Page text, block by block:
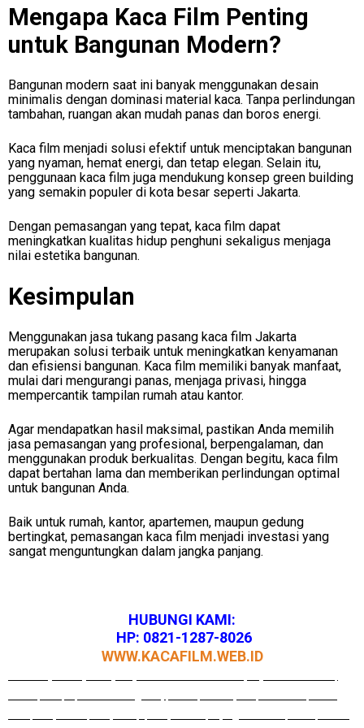
Mengapa Kaca Film Penting
untuk Bangunan Modern?
Bangunan modern saat ini banyak menggunakan desain
minimalis dengan dominasi material kaca. Tanpa perlindungan
tambahan, ruangan akan mudah panas dan boros energi.
Kaca film menjadi solusi efektif untuk menciptakan bangunan
yang nyaman, hemat energi, dan tetap elegan. Selain itu,
penggunaan kaca film juga mendukung konsep green building
yang semakin populer di kota besar seperti Jakarta.
Dengan pemasangan yang tepat, kaca film dapat
meningkatkan kualitas hidup penghuni sekaligus menjaga
nilai estetika bangunan.
Kesimpulan
Menggunakan jasa tukang pasang kaca film Jakarta
merupakan solusi terbaik untuk meningkatkan kenyamanan
dan efisiensi bangunan. Kaca film memiliki banyak manfaat,
mulai dari mengurangi panas, menjaga privasi, hingga
mempercantik tampilan rumah atau kantor.
Agar mendapatkan hasil maksimal, pastikan Anda memilih
jasa pemasangan yang profesional, berpengalaman, dan
menggunakan produk berkualitas. Dengan begitu, kaca film
dapat bertahan lama dan memberikan perlindungan optimal
untuk bangunan Anda.
Baik untuk rumah, kantor, apartemen, maupun gedung
bertingkat, pemasangan kaca film menjadi investasi yang
sangat menguntungkan dalam jangka panjang.
HUBUNGI KAMI:
HP: 0821-1287-8026
WWW.KACAFILM.WEB.ID